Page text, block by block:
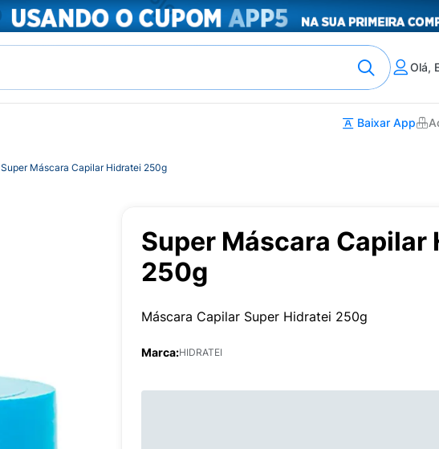
Olá,
Baixar App
Super Máscara Capilar Hidratei 250g
Super Máscara Capilar
250g
Máscara Capilar Super Hidratei 250g
Marca:HIDRATEI